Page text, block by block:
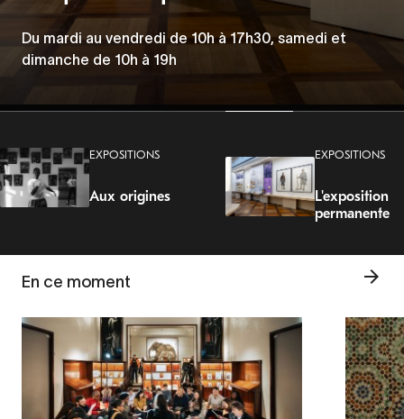
les discriminations
Du 5 juin au 23 août 2026
Du mardi au vendredi de 10h à 17h30, samedi et
dimanche de 10h à 19h
Les Mercredis de la Porte Dorée
Tous les mercredis à 19h.
EXPOSITIONS
Aux origines
EXPOSITIONS
L'exposition
permanente
En ce moment